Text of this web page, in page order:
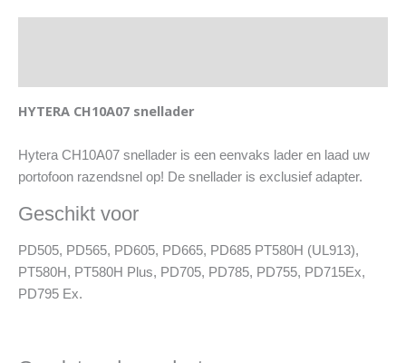
HYTERA CH10A07 snellader
Hytera CH10A07 snellader is een eenvaks lader en laad uw
portofoon razendsnel op! De snellader is exclusief adapter.
Geschikt voor
PD505, PD565, PD605, PD665, PD685 PT580H (UL913),
PT580H, PT580H Plus, PD705, PD785, PD755, PD715Ex,
PD795 Ex.